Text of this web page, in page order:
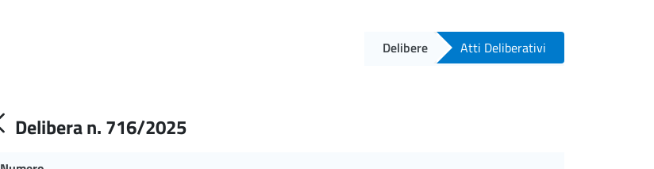
Delibere Atti Deliberativi
Delibera n. 716/2025